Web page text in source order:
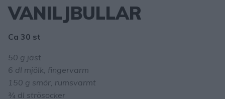
VANILJBULLAR
Ca 30 st
50 g jäst
6 dl mjölk, fingervarm
150 g smör, rumsvarmt
¾ dl strösocker